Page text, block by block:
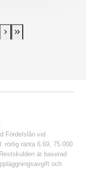
Next page
Last Page
Fördelslån vid
rörlig ränta 6,69, 75 000
är baserad
och